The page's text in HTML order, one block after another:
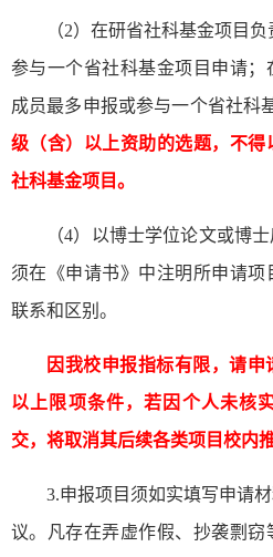
（2）在研省社科基金项目
参与一个省社科基金项目申请；
成员最多申报或参与一个省社科
级（含）以上资助的选题，不
社科基金项目。
（4）以博士学位论文或博
须在《申请书》中注明所申请
联系和区别。
因我校申报指标有限，请
以上限项条件，若因个人未核
交，将取消其后续各类项目校内
3.申报项目须如实填写申请
议。凡存在弄虚作假、抄袭剽窃